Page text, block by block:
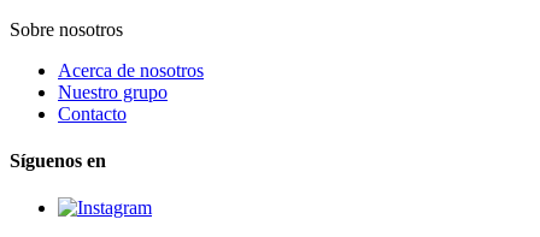
Sobre nosotros
Acerca de nosotros
Nuestro grupo
Contacto
Síguenos en